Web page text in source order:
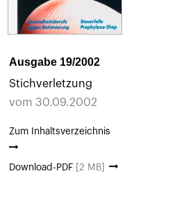
Ausgabe 19/2002
Stichverletzung
vom 30.09.2002
Zum Inhaltsverzeichnis
Download-PDF [2 MB]